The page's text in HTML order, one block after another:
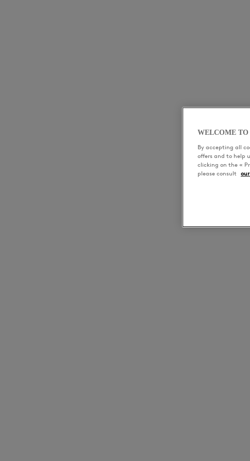
WELCOME
By accepting all
offers and to help
clicking on the «
please consult